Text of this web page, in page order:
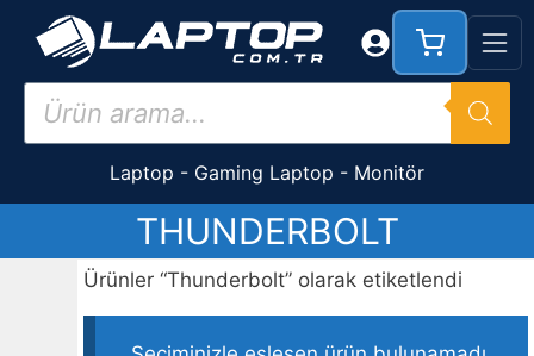
İçeriğe
Products
search
Laptop - Gaming Laptop - Monitör
THUNDERBOLT
Ürünler “Thunderbolt” olarak etiketlendi